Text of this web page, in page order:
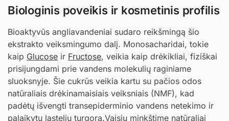
Biologinis poveikis ir kosmetinis profilis
Bioaktyvūs angliavandeniai sudaro reikšmingą šio
ekstrakto veiksmingumo dalį. Monosacharidai, tokie
kaip Glucose ir Fructose, veikia kaip drėkikliai, fiziškai
prisijungdami prie vandens molekulių raginiame
sluoksnyje. Šie cukrūs veikia kartu su pačios odos
natūraliais drėkinamaisiais veiksniais (NMF), kad
padėtų išvengti transepiderminio vandens netekimo ir
palaikytų ląstelių turgorą.Vaisių minkštime natūraliai